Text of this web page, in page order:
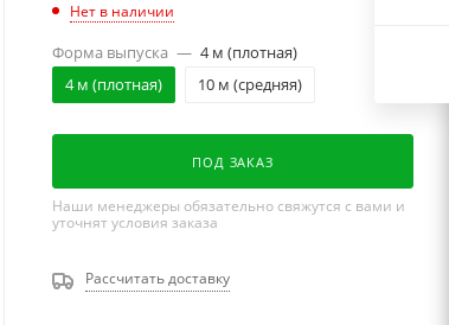
Нет в наличии
Форма выпуска — 4 м (плотная)
4 м (плотная)
10 м (средняя)
ПОД ЗАКАЗ
Наши менеджеры обязательно свяжутся с вами и
уточнят условия заказа
Рассчитать доставку